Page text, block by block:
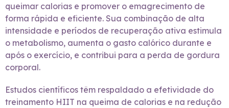
queimar calorias e promover o emagrecimento de
forma rápida e eficiente. Sua combinação de alta
intensidade e períodos de recuperação ativa estimula
o metabolismo, aumenta o gasto calórico durante e
após o exercício, e contribui para a perda de gordura
corporal.
Estudos científicos têm respaldado a efetividade do
treinamento HIIT na queima de calorias e na redução